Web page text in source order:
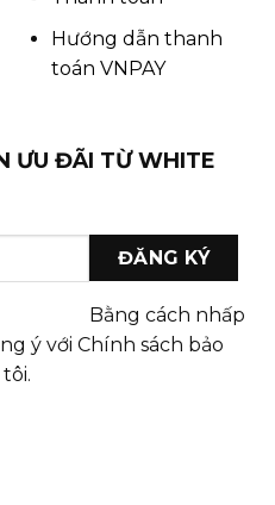
Hướng dẫn thanh
toán VNPAY
ƯU ĐÃI TỪ WHITE
Bằng cách nhấp
ý với Chính sách bảo